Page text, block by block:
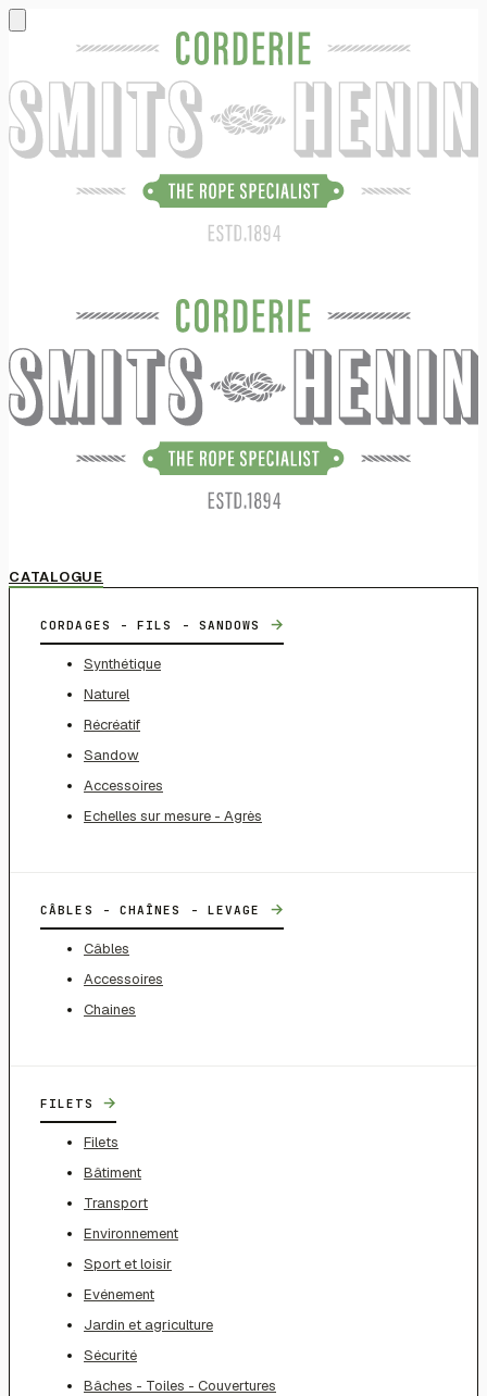
CATALOGUE
CORDAGES - FILS - SANDOWS →
Synthétique
Naturel
Récréatif
Sandow
Accessoires
Echelles sur mesure - Agrès
CÂBLES - CHAÎNES - LEVAGE →
Câbles
Accessoires
Chaines
FILETS →
Filets
Bâtiment
Transport
Environnement
Sport et loisir
Evénement
Jardin et agriculture
Sécurité
Bâches - Toiles - Couvertures